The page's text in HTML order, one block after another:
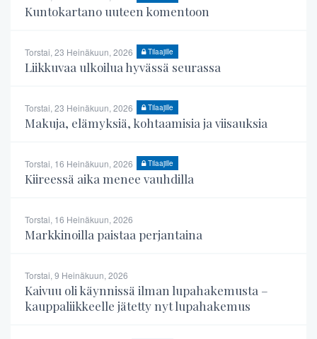
Kuntokartano uuteen komentoon
Torstai, 23 Heinäkuun, 2026 Tilaajille
Liikkuvaa ulkoilua hyvässä seurassa
Torstai, 23 Heinäkuun, 2026 Tilaajille
Makuja, elämyksiä, kohtaamisia ja viisauksia
Torstai, 16 Heinäkuun, 2026 Tilaajille
Kiireessä aika menee vauhdilla
Torstai, 16 Heinäkuun, 2026
Markkinoilla paistaa perjantaina
Torstai, 9 Heinäkuun, 2026
Kaivuu oli käynnissä ilman lupahakemusta –
kauppaliikkeelle jätetty nyt lupahakemus